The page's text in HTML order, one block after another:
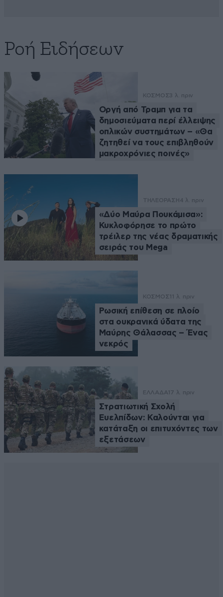
Ροή Ειδήσεων
ΚΟΣΜΟΣ3 λ. πριν
Οργή από Τραμπ για τα
δημοσιεύματα περί έλλειψης
οπλικών συστημάτων – «Θα
ζητηθεί να τους επιβληθούν
μακροχρόνιες ποινές»
ΤΗΛΕΟΡΑΣΗ4 λ. πριν
«Δύο Μαύρα Πουκάμισα»:
Κυκλοφόρησε το πρώτο
τρέιλερ της νέας δραματικής
σειράς του Mega
ΚΟΣΜΟΣ 11 λ. πριν
Ρωσική επίθεση σε πλοίο
στα ουκρανικά ύδατα της
Μαύρης Θάλασσας – Ένας
νεκρός
ΕΛΛΑΔΑ 17 λ. πριν
Στρατιωτική Σχολή
Ευελπίδων: Καλούνται για
κατάταξη οι επιτυχόντες των
εξετάσεων